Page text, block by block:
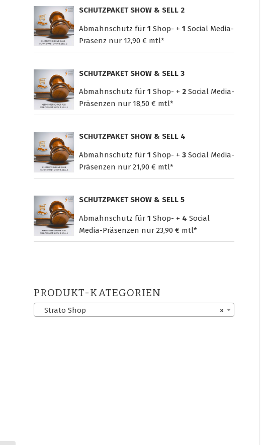
SCHUTZPAKET SHOW & SELL 2
Abmahnschutz für 1 Shop- + 1 Social Media-
Präsenz nur 12,90 € mtl*
SCHUTZPAKET SHOW & SELL 3
Abmahnschutz für 1 Shop- + 2 Social Media-
Präsenzen nur 18,50 € mtl*
SCHUTZPAKET SHOW & SELL 4
Abmahnschutz für 1 Shop- + 3 Social Media-
Präsenzen nur 21,90 € mtl*
SCHUTZPAKET SHOW & SELL 5
Abmahnschutz für 1 Shop- + 4 Social
Media-Präsenzen nur 23,90 € mtl*
PRODUKT-KATEGORIEN
×
Strato Shop